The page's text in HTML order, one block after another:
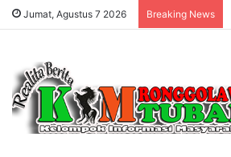
Jumat, Agustus 7 2026 Breaking News